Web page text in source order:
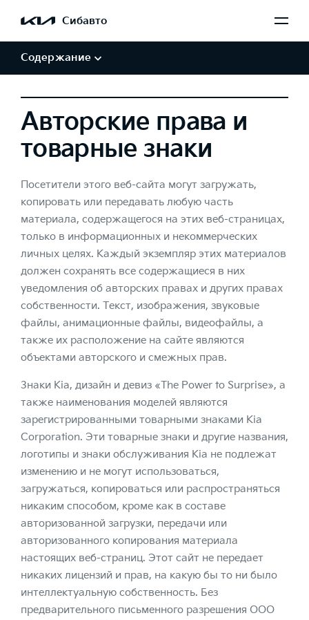
Сибавто
Содержание
Авторские права и товарные знаки
Авторские права и
товарные знаки
Посетители этого веб-сайта могут загружать,
копировать или передавать любую часть
материала, содержащегося на этих веб-страницах,
только в информационных и некоммерческих
личных целях. Каждый экземпляр этих материалов
должен сохранять все содержащиеся в них
уведомления об авторских правах и других правах
собственности. Текст, изображения, звуковые
файлы, анимационные файлы, видеофайлы, а
также их расположение на сайте являются
объектами авторского и смежных прав.
Знаки Kia, дизайн и девиз «The Power to Surprise», а
также наименования моделей являются
зарегистрированными товарными знаками Kia
Corporation. Эти товарные знаки и другие названия,
логотипы и знаки обслуживания Kia не подлежат
изменению и не могут использоваться,
загружаться, копироваться или распространяться
никаким способом, кроме как в составе
авторизованной загрузки, передачи или
авторизованного копирования материала
настоящих веб-страниц. Этот сайт не передает
никаких лицензий и прав, на какую бы то ни было
интеллектуальную собственность. Без
предварительного письменного разрешения ООО